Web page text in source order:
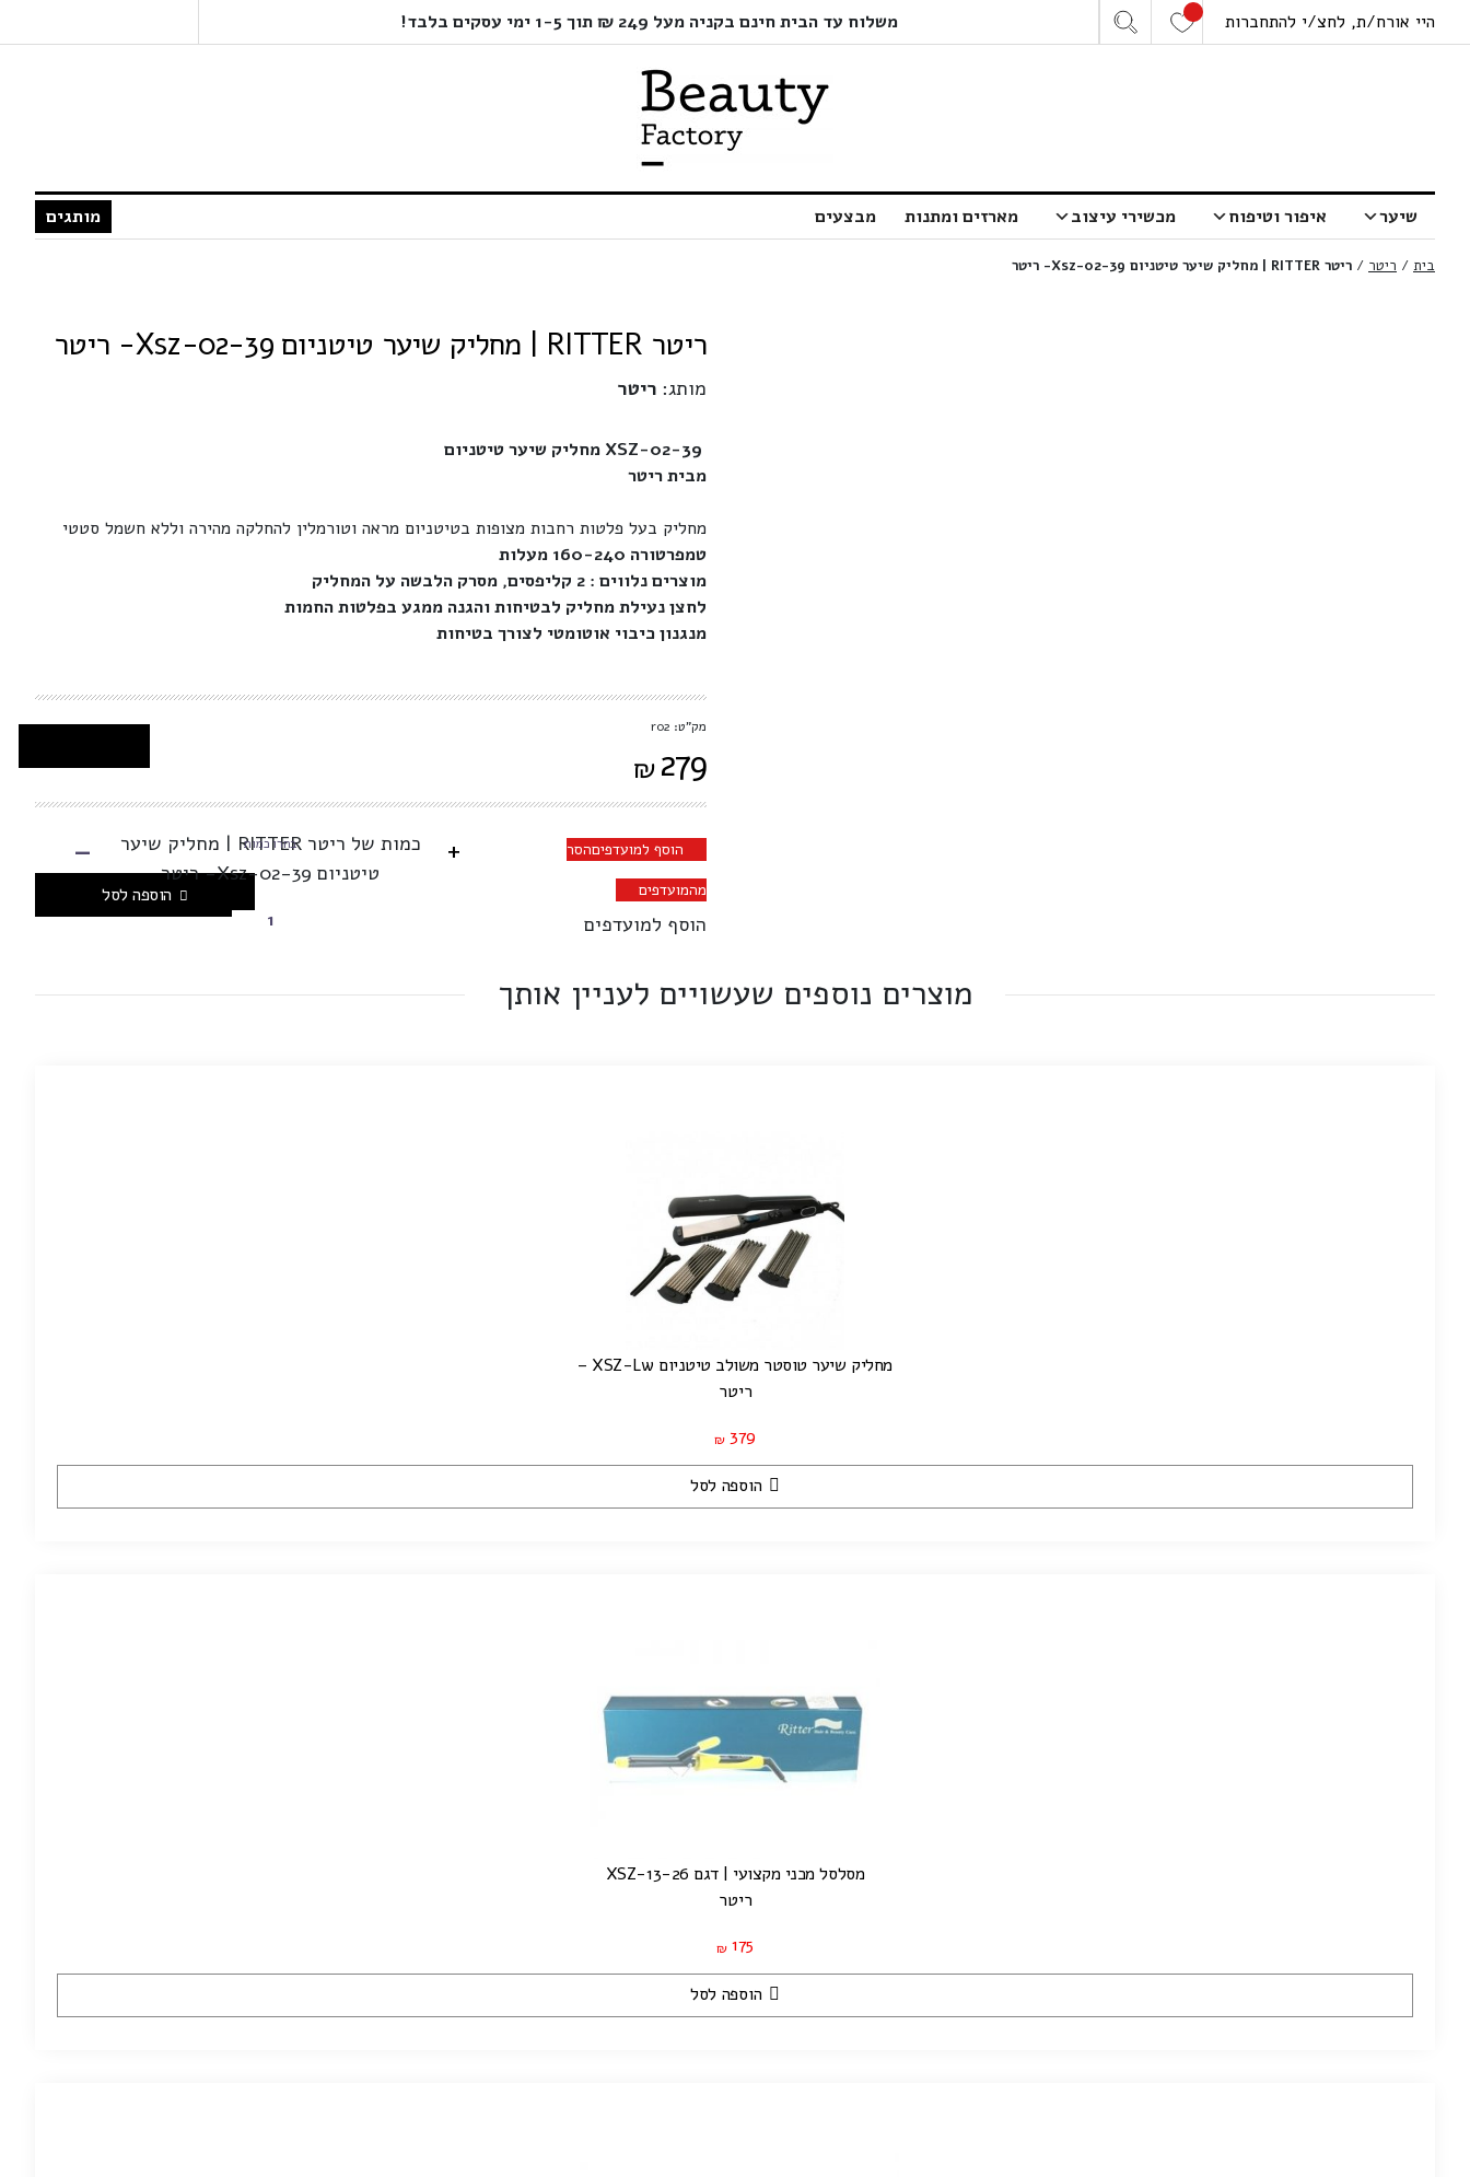
היי אורח/ת, לחצ/י להתחברות משלוח עד הבית חינם בקניה מעל 249 ₪ תוך 1-5 ימי עסקים בלבד!
שיער איפור וטיפוח מכשירי עיצוב מארזים ומתנות מבצעים מותגים
בית / ריטר / ריטר RITTER | מחליק שיער טיטניום Xsz-02-39- ריטר
ריטר RITTER | מחליק שיער טיטניום Xsz-02-39- ריטר
מותג: ריטר
מחליק שיער טיטניום XSZ-02-39
מבית ריטר
מחליק בעל פלטות רחבות מצופות בטיטניום מראה וטורמלין להחלקה מהירה וללא חשמל סטטי
טמפרטורה
מעלות
מוצרים נלווים : 2 קליפסים, מסרק הלבשה על המחליק
לחצן נעילת מחליק לבטיחות והגנה ממגע בפלטות החמות
מנגנון כיבוי אוטומטי לצורך בטיחות
מק"ט: r02
₪279
+
כמות של ריטר RITTER | מחליק שיער
טיטניום Xsz-02-39- ריטר
בחרו כמות -
הוספה לסל
הוסף למועדפיםהסר
מהמועדפים
הוסף למועדפים
מוצרים נוספים שעשויים לעניין אותך
מחליק שיער טוסטר משולב טיטניום XSZ-Lw –
ריטר
₪ 379
הוספה לסל
מסלסל מכני מקצועי | דגם XSZ-13-26
ריטר
₪ 175
הוספה לסל